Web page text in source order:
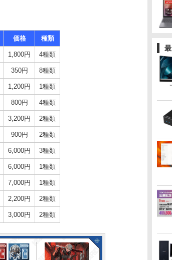
価格 種類
1,800円 4種類
350円 8種類
1,200円 1種類
800円 4種類
3,200円 2種類
900円 2種類
6,000円 3種類
6,000円 1種類
7,000円 1種類
2,200円 2種類
3,000円 2種類